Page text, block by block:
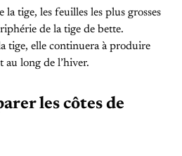
la tige, les feuilles les plus grosses
de la tige de bette.
tige, elle continuera à produire
au long de l’hiver.
les côtes de